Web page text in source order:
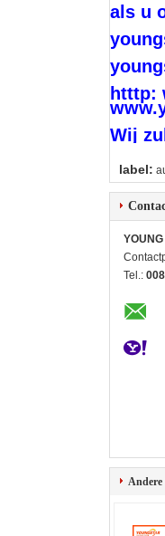
als u
htttp:
Wij
label:
Tel.:
Andere